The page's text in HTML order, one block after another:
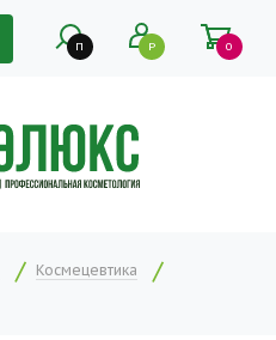
П Р 0
Космецевтика